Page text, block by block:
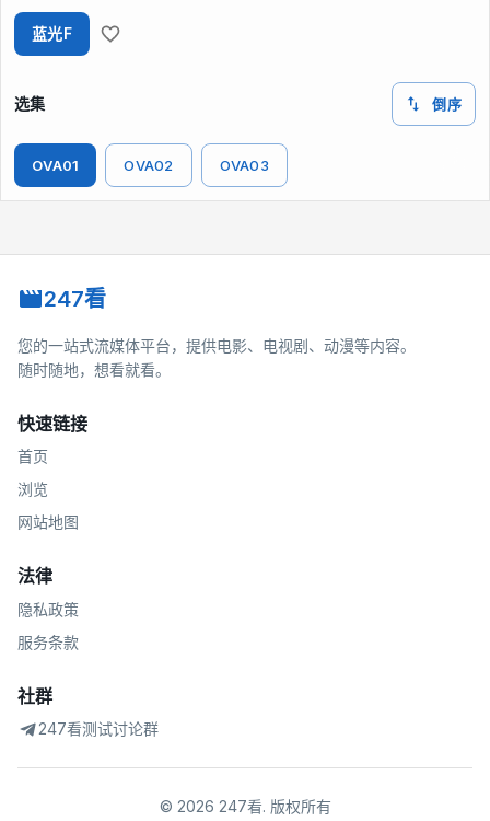
蓝光F
选集 倒序
OVA01 OVA02 OVA03
247看
您的一站式流媒体平台，提供电影、电视剧、动漫等内容。
随时随地，想看就看。
快速链接
首页
浏览
网站地图
法律
隐私政策
服务条款
社群
247看测试讨论群
© 2026 247看. 版权所有